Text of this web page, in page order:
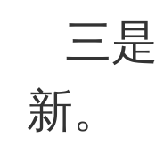
三
新。